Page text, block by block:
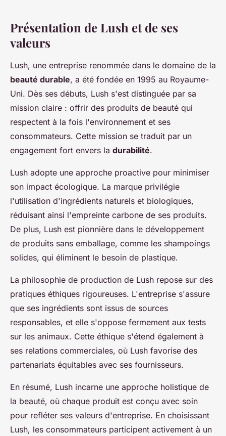
Présentation de Lush et de ses
valeurs
Lush, une entreprise renommée dans le domaine de la
beauté durable, a été fondée en 1995 au Royaume-
Uni. Dès ses débuts, Lush s'est distinguée par sa
mission claire : offrir des produits de beauté qui
respectent à la fois l'environnement et ses
consommateurs. Cette mission se traduit par un
engagement fort envers la durabilité.
Lush adopte une approche proactive pour minimiser
son impact écologique. La marque privilégie
l'utilisation d'ingrédients naturels et biologiques,
réduisant ainsi l'empreinte carbone de ses produits.
De plus, Lush est pionnière dans le développement
de produits sans emballage, comme les shampoings
solides, qui éliminent le besoin de plastique.
La philosophie de production de Lush repose sur des
pratiques éthiques rigoureuses. L'entreprise s'assure
que ses ingrédients sont issus de sources
responsables, et elle s'oppose fermement aux tests
sur les animaux. Cette éthique s'étend également à
ses relations commerciales, où Lush favorise des
partenariats équitables avec ses fournisseurs.
En résumé, Lush incarne une approche holistique de
la beauté, où chaque produit est conçu avec soin
pour refléter ses valeurs d'entreprise. En choisissant
Lush, les consommateurs participent activement à un